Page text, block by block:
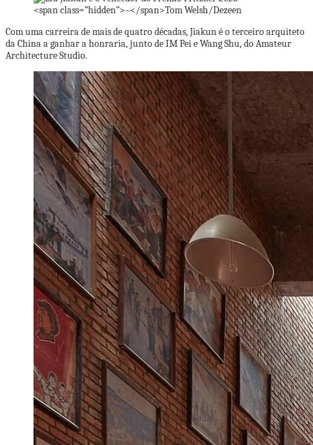
<span class=”hidden”>–</span>Tom Welsh/Dezeen
Com uma carreira de mais de quatro décadas, Jiakun é o terceiro arquiteto
da China a ganhar a honraria, junto de IM Pei e Wang Shu, do Amateur
Architecture Studio.